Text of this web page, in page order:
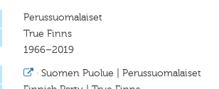
Perussuomalaiset
True Finns
1966–2019
· Suomen Puolue | Perussuomalaiset